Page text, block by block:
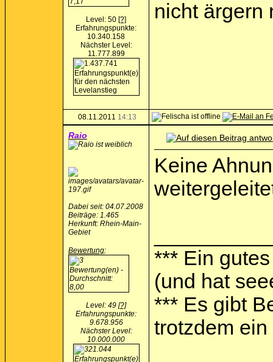
Level: 50 [?]
Erfahrungspunkte:
10.340.158
Nächster Level:
11.777.899
nicht ärgern
08.11.2011 14:13
Raio
Dabei seit: 04.07.2008
Beiträge: 1.465
Herkunft: Rhein-Main-
Gebiet
Bewertung:
Level: 49 [?]
Erfahrungspunkte:
9.678.956
Nächster Level:
10.000.000
Keine
*** Ein
(und hat
*** Es gibt
trotzdem